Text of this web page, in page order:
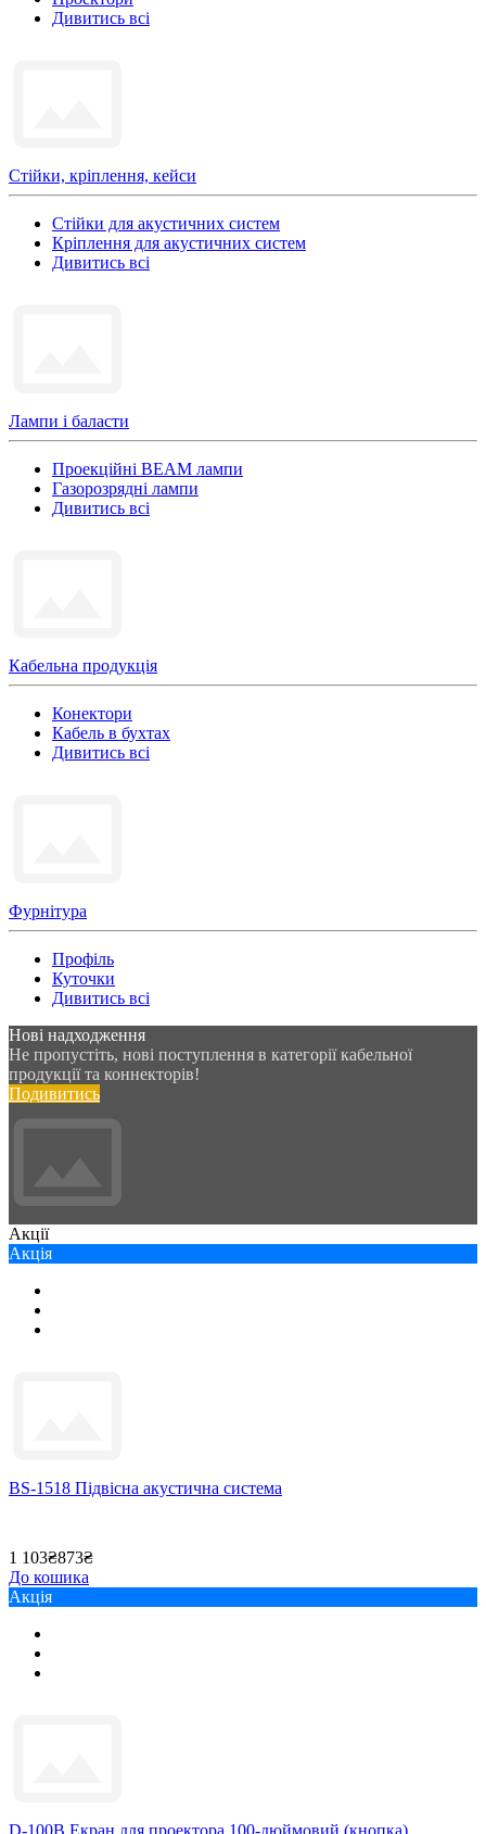
Дивитись всі
Стійки, кріплення, кейси
Стійки для акустичних систем
Кріплення для акустичних систем
Дивитись всі
Лампи і баласти
Проекційні BEAM лампи
Газорозрядні лампи
Дивитись всі
Кабельна продукція
Конектори
Кабель в бухтах
Дивитись всі
Фурнітура
Профіль
Куточки
Дивитись всі
Нові надходження
Не пропустіть, нові поступлення в категорії кабельної
продукції та коннекторів!
Подивитись
Акції
Акція
BS-1518 Підвісна акустична система
1 103₴873₴
До кошика
Акція